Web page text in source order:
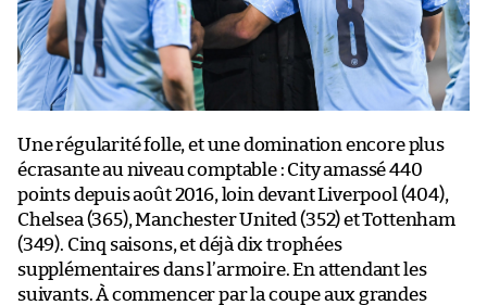
Une régularité folle, et une domination encore plus
écrasante au niveau comptable : City amassé 440
points depuis août 2016, loin devant Liverpool (404),
Chelsea (365), Manchester United (352) et Tottenham
(349). Cinq saisons, et déjà dix trophées
supplémentaires dans l’armoire. En attendant les
suivants. À commencer par la coupe aux grandes